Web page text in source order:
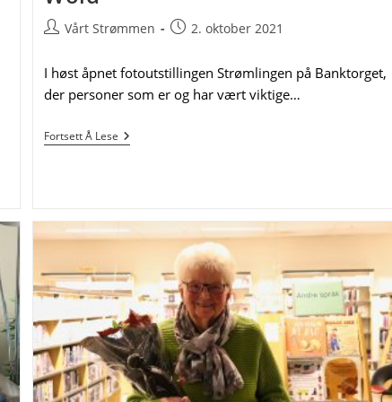
PostVårt Strømmen
Post2. oktober 2021
I høst åpnet fotoutstillingen Strømlingen på Banktorget,
der personer som er og har vært viktige…
Fortsett Å Lese En
Ildsjel